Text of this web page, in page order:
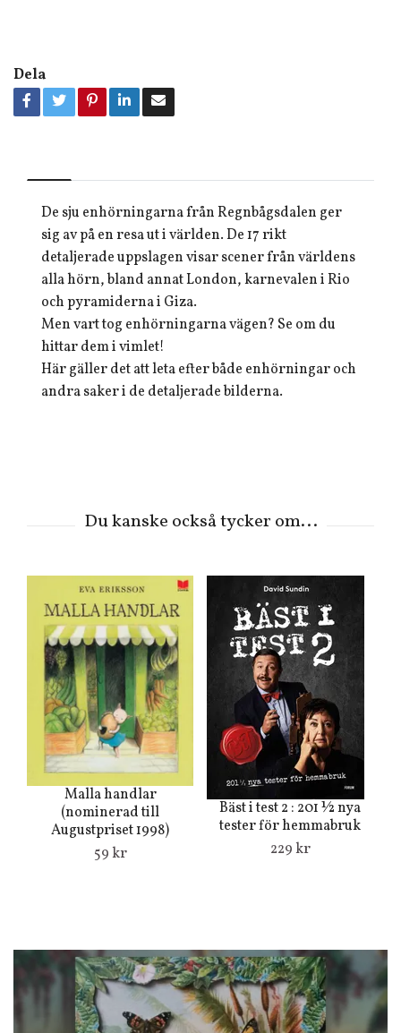
Dela
De sju enhörningarna från Regnbågsdalen ger
sig av på en resa ut i världen. De 17 rikt
detaljerade uppslagen visar scener från världens
alla hörn, bland annat London, karnevalen i Rio
och pyramiderna i Giza.
Men vart tog enhörningarna vägen? Se om du
hittar dem i vimlet!
Här gäller det att leta efter både enhörningar och
andra saker i de detaljerade bilderna.
Malla handlar
(nominerad till
Augustpriset 1998)
59 kr
Bäst i test 2 : 201 ½ nya
tester för hemmabruk
229 kr